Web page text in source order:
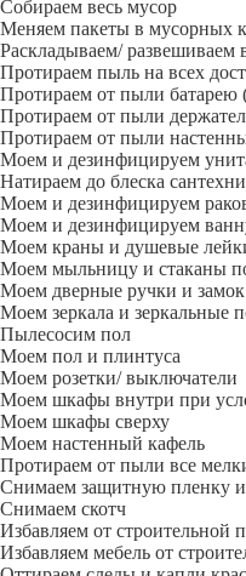
Собираем весь мусор
Меняем пакеты в мусорных
Раскладываем/ развешиваем
Протираем пыль на всех
Протираем от пыли батарею
Протираем от пыли
Протираем от пыли
Моем и дезинфицируем
Натираем до блеска
Моем и дезинфицируем
Моем и дезинфицируем
Моем краны и душевые
Моем мыльницу и стаканы
Моем дверные ручки и замок
Моем зеркала и зеркальные
Пылесосим пол
Моем пол и плинтуса
Моем розетки/ выключатели
Моем шкафы внутри при
Моем шкафы сверху
Моем настенный кафель
Протираем от пыли все
Снимаем защитную пленку
Снимаем скотч
Избавляем от строительной
Избавляем мебель от